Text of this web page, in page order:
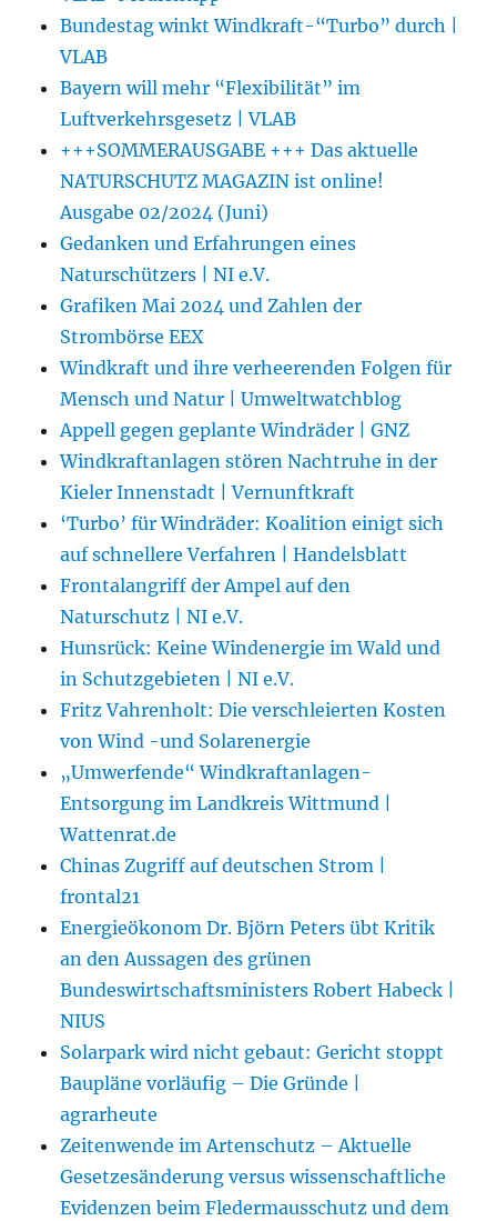
Bundestag winkt Windkraft-“Turbo” durch |
VLAB
Bayern will mehr “Flexibilität” im
Luftverkehrsgesetz | VLAB
+++SOMMERAUSGABE +++ Das aktuelle
NATURSCHUTZ MAGAZIN ist online!
Ausgabe 02/2024 (Juni)
Gedanken und Erfahrungen eines
Naturschützers | NI e.V.
Grafiken Mai 2024 und Zahlen der
Strombörse EEX
Windkraft und ihre verheerenden Folgen für
Mensch und Natur | Umweltwatchblog
Appell gegen geplante Windräder | GNZ
Windkraftanlagen stören Nachtruhe in der
Kieler Innenstadt | Vernunftkraft
‘Turbo’ für Windräder: Koalition einigt sich
auf schnellere Verfahren | Handelsblatt
Frontalangriff der Ampel auf den
Naturschutz | NI e.V.
Hunsrück: Keine Windenergie im Wald und
in Schutzgebieten | NI e.V.
Fritz Vahrenholt: Die verschleierten Kosten
von Wind -und Solarenergie
„Umwerfende“ Windkraftanlagen-
Entsorgung im Landkreis Wittmund |
Wattenrat.de
Chinas Zugriff auf deutschen Strom |
frontal21
Energieökonom Dr. Björn Peters übt Kritik
an den Aussagen des grünen
Bundeswirtschaftsministers Robert Habeck |
NIUS
Solarpark wird nicht gebaut: Gericht stoppt
Baupläne vorläufig – Die Gründe |
agrarheute
Zeitenwende im Artenschutz – Aktuelle
Gesetzesänderung versus wissenschaftliche
Evidenzen beim Fledermausschutz und dem